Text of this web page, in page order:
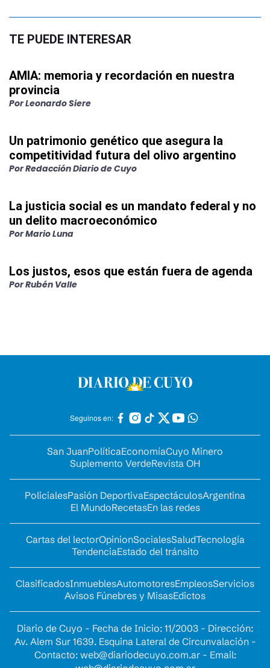
TE PUEDE INTERESAR
AMIA: memoria y recordación en nuestra
provincia
PorLeonardo Siere
Un patrimonio genético que asegura la
competitividad futura del olivo argentino
PorRedacción Diario de Cuyo
La justicia social es un mandato federal y no
un delito macroeconómico
PorMario Luna
Los justos, esos que están fuera de agenda
PorRubén Valle
Seguinos en:
San JuanPolíticaEconomíaCuyo Minero
Suplemento VerdeRevista OH
PolicialesPasión DeportivaEspectáculosArgentina
El MundoRecetasEn las redes
Cartas del lectorOpinionSocialesSaludTecnología
TendenciaEstado del tránsito
ClasificadosInmueblesAutomotoresEmpleosServicios
Avisos Fúnebres y MisasEdictos
Diario de Cuyo - Fecha de Inicio: 11/2003 - Dirección:
Av. Alem Sur 1639. Esquina Lateral de Circunvalación -
Contacto: web@diariodecuyo.com.ar- Email: